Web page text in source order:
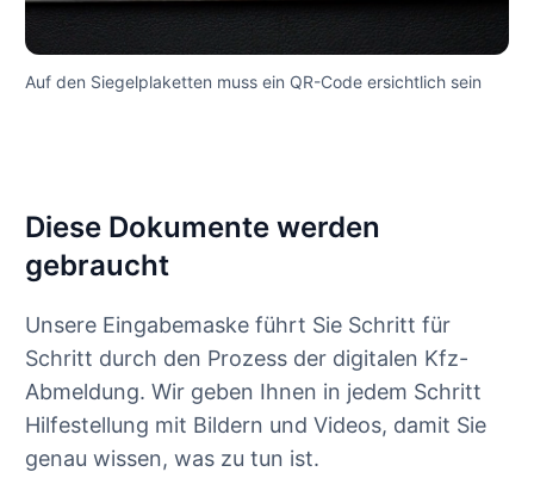
Auf den Siegelplaketten muss ein QR-Code ersichtlich sein
Diese Dokumente werden
gebraucht
Unsere Eingabemaske führt Sie Schritt für
Schritt durch den Prozess der digitalen Kfz-
Abmeldung. Wir geben Ihnen in jedem Schritt
Hilfestellung mit Bildern und Videos, damit Sie
genau wissen, was zu tun ist.